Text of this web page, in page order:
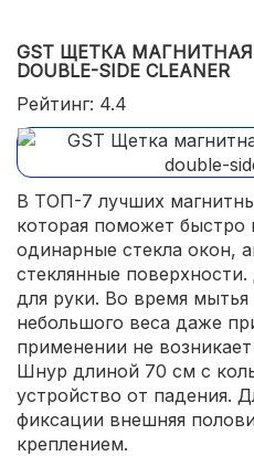
GST ЩЕТКА МАГНИТНАЯ
DOUBLE-SIDE CLEANER
Рейтинг: 4.4
В ТОП-7 лучших
которая поможет быстро
одинарные стекла окон,
стеклянные
для руки. Во время
небольшого веса даже
применении не
Шнур длиной 70 см с
устройство от падения.
фиксации внешняя
креплением.